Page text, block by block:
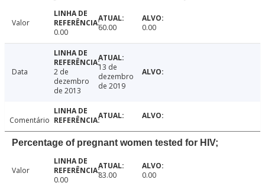
Valor
0.00
60.00 0.00
Data
2 de
dezembro
de 2013
13 de
dezembro
de 2019
Comentário
Percentage of pregnant women tested for HIV;
Valor
0.00
83.00 0.00